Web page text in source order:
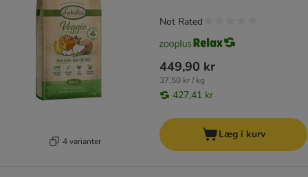
4 varianter
449,90 kr
37,50 kr / kg
427,41 kr
Not Rated
Læg i kurv